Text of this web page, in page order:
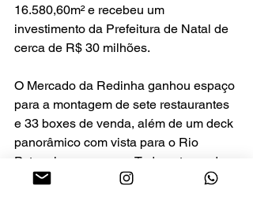
16.580,60m² e recebeu um
investimento da Prefeitura de Natal de
cerca de R$ 30 milhões.
O Mercado da Redinha ganhou espaço
para a montagem de sete restaurantes
e 33 boxes de venda, além de um deck
panorâmico com vista para o Rio
Potengi e para o mar. Todo entorno do
local também recebeu investimentos